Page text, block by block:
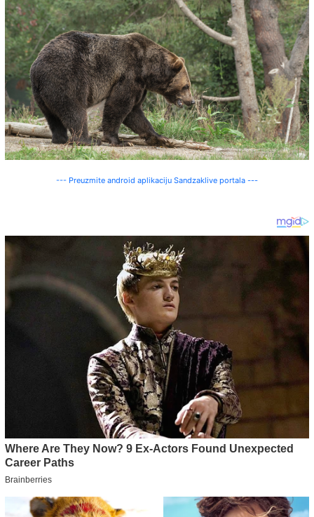
--- Preuzmite android aplikaciju Sandzaklive portala ---